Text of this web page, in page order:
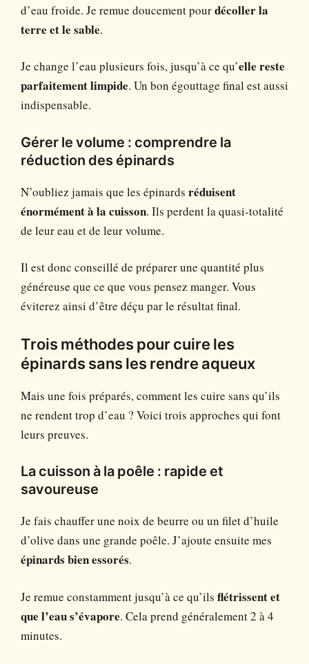
d’eau froide. Je remue doucement pourdécoller la
terre et le sable.
Je change l’eau plusieurs fois, jusqu’à ce qu’elle reste
parfaitement limpide. Un bon égouttage final est aussi
indispensable.
Gérer le volume : comprendre la
réduction des épinards
N’oubliez jamais que les épinards réduisent
énormément à la cuisson. Ils perdent la quasi-totalité
de leur eau et de leur volume.
Il est donc conseillé de préparer une quantité plus
généreuse que ce que vous pensez manger. Vous
éviterez ainsi d’être déçu par le résultat final.
Trois méthodes pour cuire les
épinards sans les rendre aqueux
Mais une fois préparés, comment les cuire sans qu’ils
ne rendent trop d’eau ? Voici trois approches qui font
leurs preuves.
La cuisson à la poêle : rapide et
savoureuse
Je fais chauffer une noix de beurre ou un filet d’huile
d’olive dans une grande poêle. J’ajoute ensuite mes
épinards bien essorés.
Je remue constamment jusqu’à ce qu’ils flétrissent et
que l’eau s’évapore. Cela prend généralement 2 à 4
minutes.